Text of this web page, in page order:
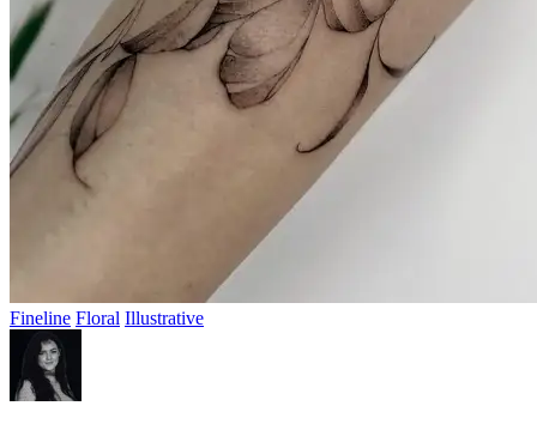
Fineline Floral Illustrative